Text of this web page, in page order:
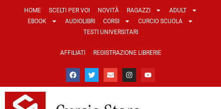
HOME SCELTI PER VOI NOVITÀ RAGAZZI
ADULT
EBOOK
AUDIOLIBRI CORSI
CURCIO SCUOLA
TESTI UNIVERSITARI
AFFILIATI REGISTRAZIONE LIBRERIE